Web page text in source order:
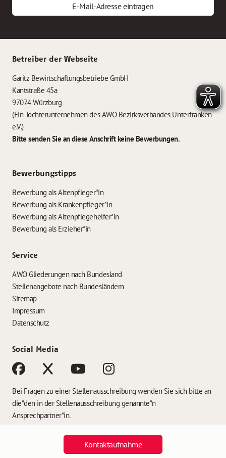
Kontaktaufnahme
E-Mail-Adresse eintragen
Betreiber der Webseite
Garitz Bewirtschaftungsbetriebe GmbH
Kantstraße 45a
97074 Würzburg
(Ein Tochterunternehmen des AWO Bezirksverbandes Unterfranken
e.V.)
Bitte senden Sie an diese Anschrift keine Bewerbungen.
Bewerbungstipps
Bewerbung als Altenpfleger*in
Bewerbung als Krankenpfleger*in
Bewerbung als Altenpflegehelfer*in
Bewerbung als Erzieher*in
Service
AWO Gliederungen nach Bundesland
Stellenangebote nach Bundesländern
Sitemap
Impressum
Datenschutz
Social Media
Bei Fragen zu einer Stellenausschreibung wenden Sie sich bitte an
die*den in der Stellenausschreibung genannte*n
Ansprechpartner*in.